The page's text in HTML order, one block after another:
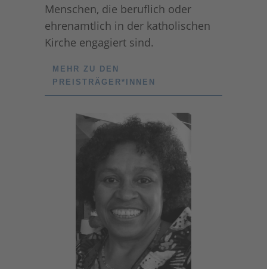
Menschen, die beruflich oder
ehrenamtlich in der katholischen
Kirche engagiert sind.
MEHR ZU DEN
PREISTRÄGER*INNEN